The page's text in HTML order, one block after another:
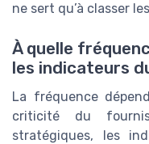
ne sert qu’à classer
À quelle
les indicateurs
La fréquence
criticité du
stratégiques, les